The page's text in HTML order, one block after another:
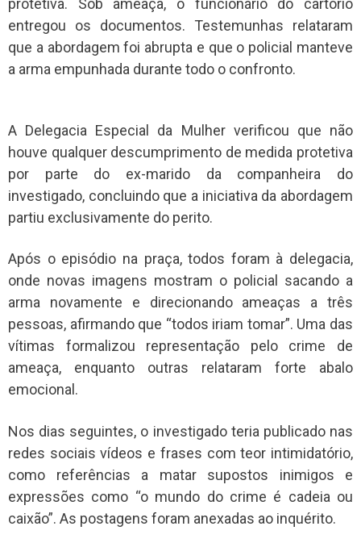
protetiva. Sob ameaça, o funcionário do cartório
entregou os documentos. Testemunhas relataram
que a abordagem foi abrupta e que o policial manteve
a arma empunhada durante todo o confronto.
A Delegacia Especial da Mulher verificou que não
houve qualquer descumprimento de medida protetiva
por parte do ex-marido da companheira do
investigado, concluindo que a iniciativa da abordagem
partiu exclusivamente do perito.
Após o episódio na praça, todos foram à delegacia,
onde novas imagens mostram o policial sacando a
arma novamente e direcionando ameaças a três
pessoas, afirmando que “todos iriam tomar”. Uma das
vítimas formalizou representação pelo crime de
ameaça, enquanto outras relataram forte abalo
emocional.
Nos dias seguintes, o investigado teria publicado nas
redes sociais vídeos e frases com teor intimidatório,
como referências a matar supostos inimigos e
expressões como “o mundo do crime é cadeia ou
caixão”. As postagens foram anexadas ao inquérito.